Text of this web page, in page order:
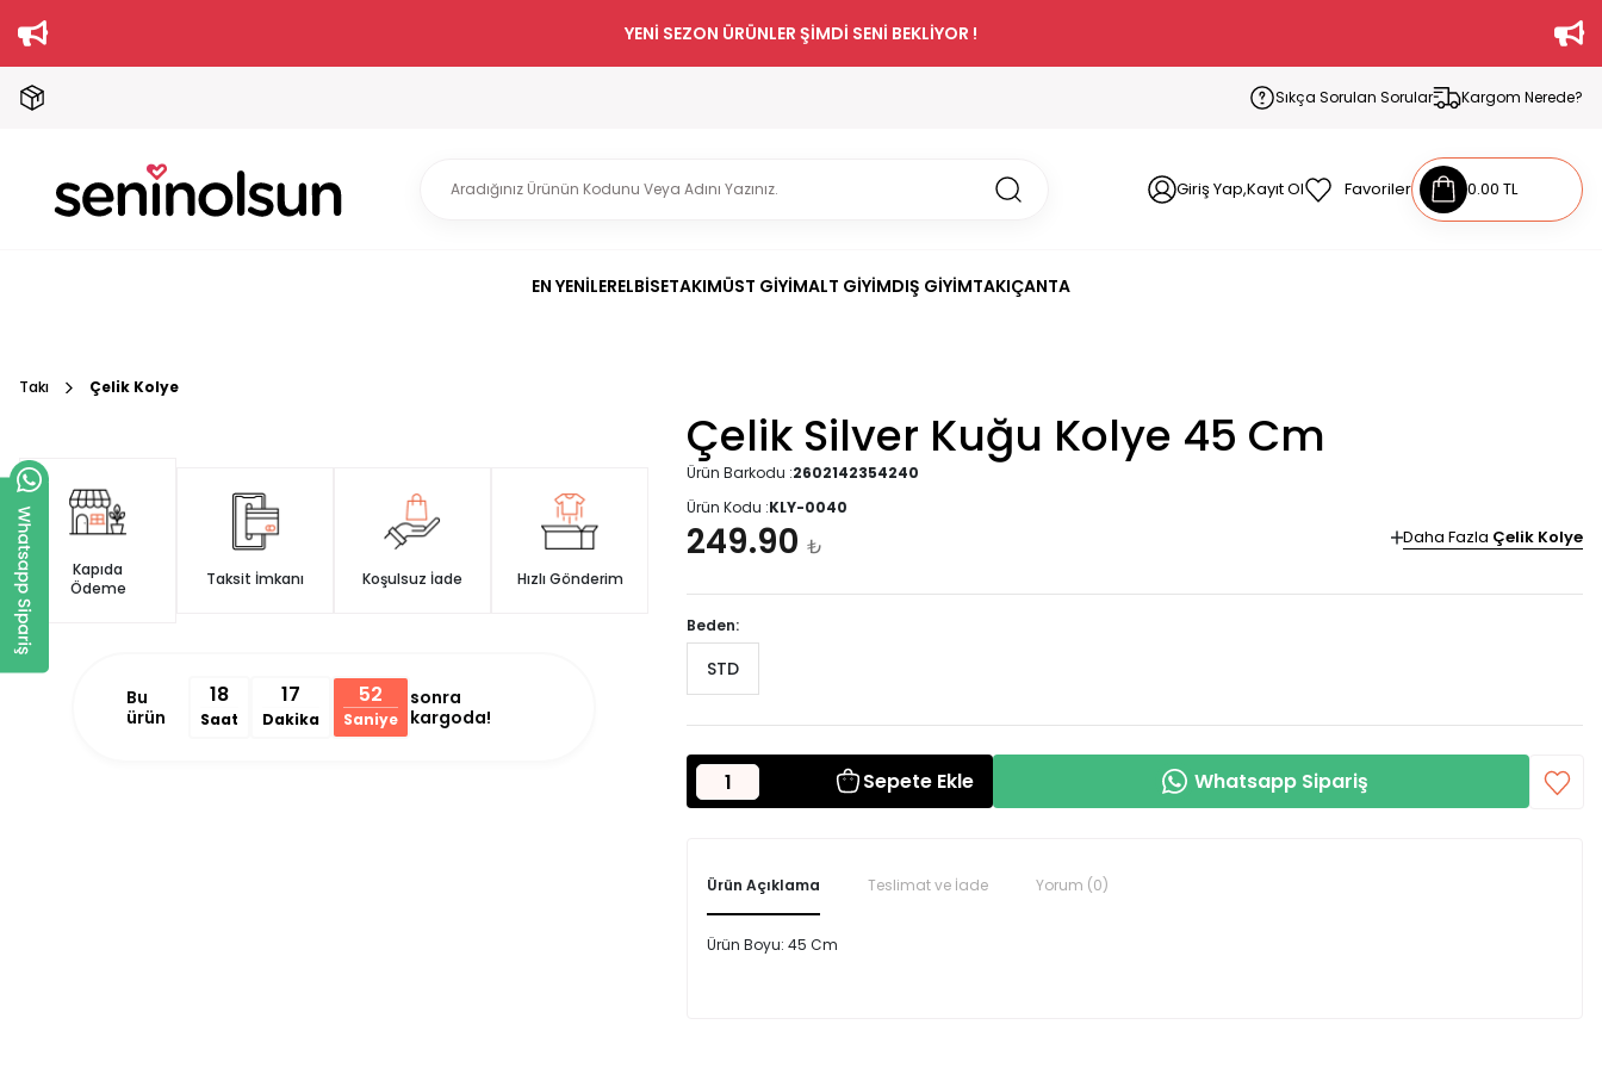
YENİ SEZON ÜRÜNLER ŞİMDİ SENİ BEKLİYOR !
Sıkça Sorulan Sorular Kargom Nerede?
Giriş Yap,Kayıt Ol Favoriler 0.00 TL
EN YENİLERELBİSETAKIMÜST GİYİMALT GİYİMDIŞ GİYİMTAKIÇANTA
Takı Çelik Kolye
Kapıda
Ödeme
Taksit İmkanı Koşulsuz İade Hızlı Gönderim
Bu
ürün
18
Saat
17
Dakika
52
Saniye
sonra
kargoda!
Çelik Silver Kuğu Kolye 45 Cm
Ürün Barkodu :2602142354240
Ürün Kodu :KLY-0040
249.90 ₺ Daha Fazla Çelik Kolye
Beden:
STD
Sepete Ekle Whatsapp Sipariş
Ürün Açıklama Teslimat ve İade Yorum (0)
Ürün Boyu: 45 Cm